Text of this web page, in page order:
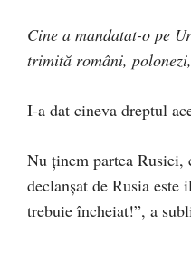
Cine a mandatat-o pe
trimită români,
I-a dat cineva dreptul
Nu ținem partea Rusiei,
declanșat de Rusia
trebuie încheiat!”, a